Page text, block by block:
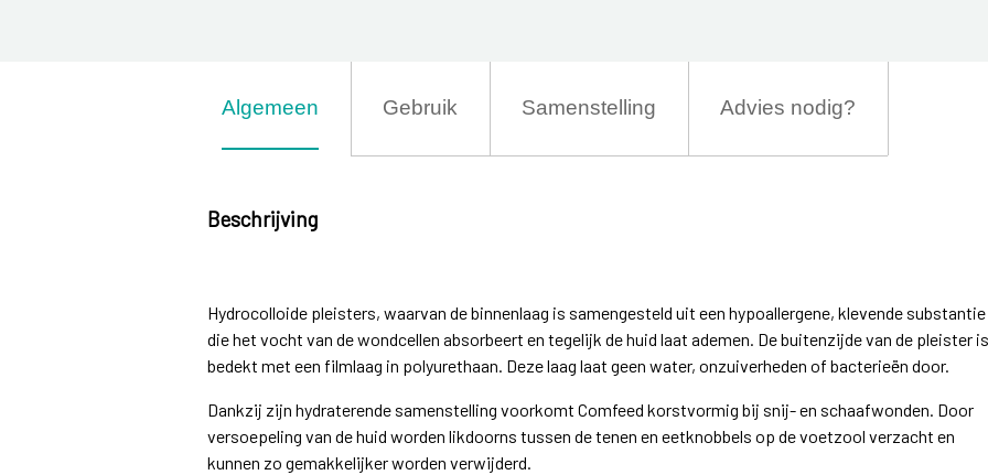
Algemeen Gebruik Samenstelling Advies nodig?
Beschrijving
Hydrocolloide pleisters, waarvan de binnenlaag is samengesteld uit een hypoallergene, klevende substantie
die het vocht van de wondcellen absorbeert en tegelijk de huid laat ademen. De buitenzijde van de pleister
bedekt met een filmlaag in polyurethaan. Deze laag laat geen water, onzuiverheden of bacterieën door.
Dankzij zijn hydraterende samenstelling voorkomt Comfeed korstvormig bij snij- en schaafwonden. Door
versoepeling van de huid worden likdoorns tussen de tenen en eetknobbels op de voetzool verzacht en
kunnen zo gemakkelijker worden verwijderd.